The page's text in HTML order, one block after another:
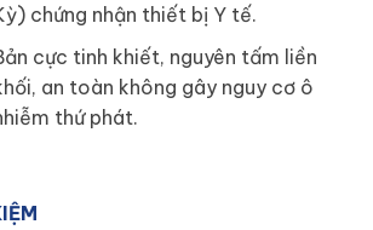
chứng nhận thiết bị Y tế.
cực tinh khiết, nguyên tấm liền
an toàn không gây nguy cơ ô
thứ phát.